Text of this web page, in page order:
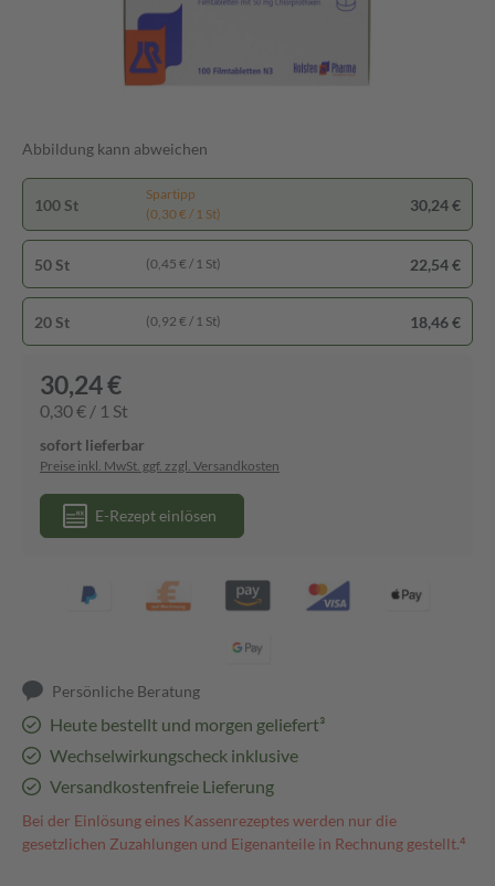
Abbildung kann abweichen
100 St
Spartipp
(0,30 € / 1 St)
30,24 €
50 St (0,45 € / 1 St) 22,54 €
20 St (0,92 € / 1 St) 18,46 €
30,24 €
0,30 € / 1 St
sofort lieferbar
Preise inkl. MwSt. ggf. zzgl. Versandkosten
E-Rezept einlösen
Persönliche Beratung
Heute bestellt und morgen geliefert³
Wechselwirkungscheck inklusive
Versandkostenfreie Lieferung
Bei der Einlösung eines Kassenrezeptes werden nur die
gesetzlichen Zuzahlungen und Eigenanteile in Rechnung gestellt.⁴